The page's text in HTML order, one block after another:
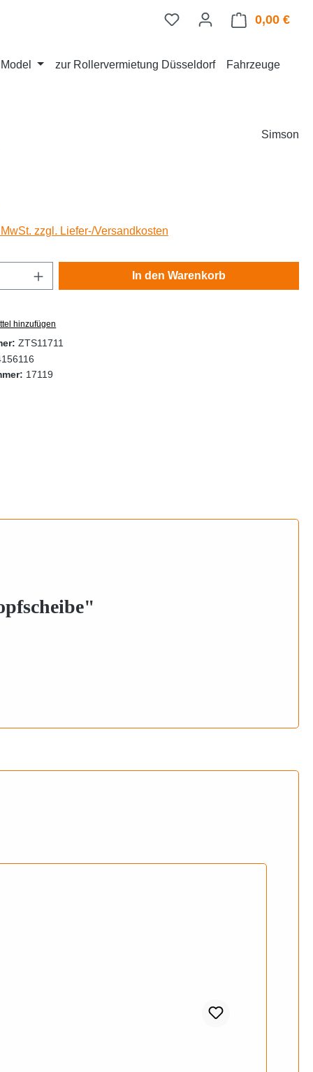
0,00 €
zur Rollervermietung Düsseldorf Fahrzeuge
Simson
zzgl. Liefer-/Versandkosten
Anzahl: Gib den gewünschten Wert ein
In den Warenkorb
hinzufügen
ZTS11711
17119